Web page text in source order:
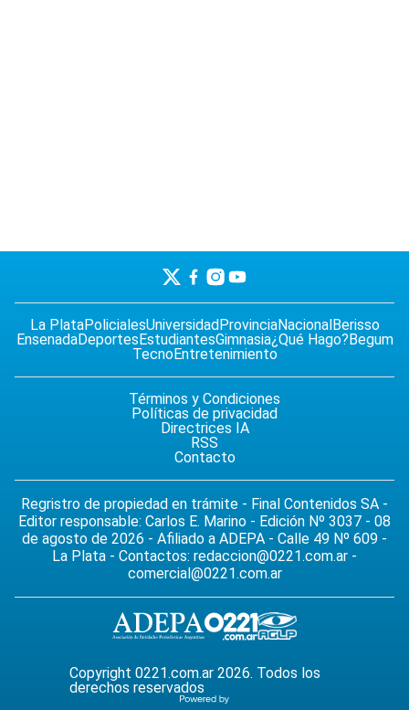
La PlataPolicialesUniversidadProvinciaNacionalBerisso
EnsenadaDeportesEstudiantesGimnasia¿Qué Hago?Begum
TecnoEntretenimiento
Términos y Condiciones
Políticas de privacidad
Directrices IA
RSS
Contacto
Regristro de propiedad en trámite - Final Contenidos SA -
Editor responsable: Carlos E. Marino - Edición Nº 3037 - 08
de agosto de 2026 - Afiliado a ADEPA - Calle 49 Nº 609 -
La Plata - Contactos: redaccion@0221.com.ar -
comercial@0221.com.ar
Copyright 0221.com.ar 2026. Todos los
derechos reservados